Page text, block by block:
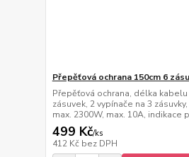
Přepěťová ochrana 150cm 6
Přepěťová ochrana, délka kabelu
zásuvek, 2 vypínače na 3
max. 2300W, max. 10A, indikace
499 Kč/ks
412 Kč bez DPH